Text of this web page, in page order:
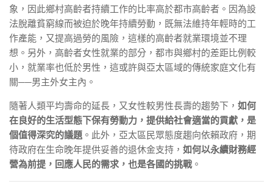
象，因此鄉村高齡者持續工作的比率高於都市高齡者。因為設
法脫離貧窮線而被迫於晚年持續勞動，既無法維持年輕時的工
作產能，又提高過勞的風險，這樣的高齡者就業環境並不理
想。另外，高齡者女性就業的部分，都市與鄉村的差距比例較
小，就業率也低於男性，這或許與亞太區域的傳統家庭文化有
關──男主外女主內。
隨著人類平均壽命的延長，又女性較男性長壽的趨勢下， 如何
在良好的生活型態下保有勞動力，提供給社會適當的貢獻，是
個值得深究的議題 。此外，亞太區民眾態度趨向依賴政府，期
待政府在生命晚年提供妥善的退休金支持， 如何以永續財務經
營為前提，回應人民的需求，也是各國的挑戰。